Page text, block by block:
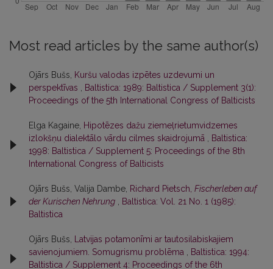
Most read articles by the same author(s)
Ojārs Bušs,
Kuršu valodas izpētes uzdevumi un
perspektīvas
Baltistica: 1989: Baltistica / Supplement 3(1):
Proceedings of the 5th International Congress of Balticists
Elga Kagaine, Hipotēzes dažu ziemeļrietumvidzemes
izlokšņu dialektālo vārdu cilmes skaidrojumā
Baltistica:
1998: Baltistica / Supplement 5: Proceedings of the 8th
International Congress of Balticists
Ojārs Bušs, Valija Dambe, Richard Pietsch, Fischerleben auf
der Kurischen Nehrung
Baltistica: Vol. 21 No. 1 (1985):
Baltistica
Ojārs Bušs,
Latvijas potamonīmi ar tautosilabiskajiem
savienojumiem. Somugrismu problēma
Baltistica: 1994:
Baltistica / Supplement 4: Proceedings of the 6th